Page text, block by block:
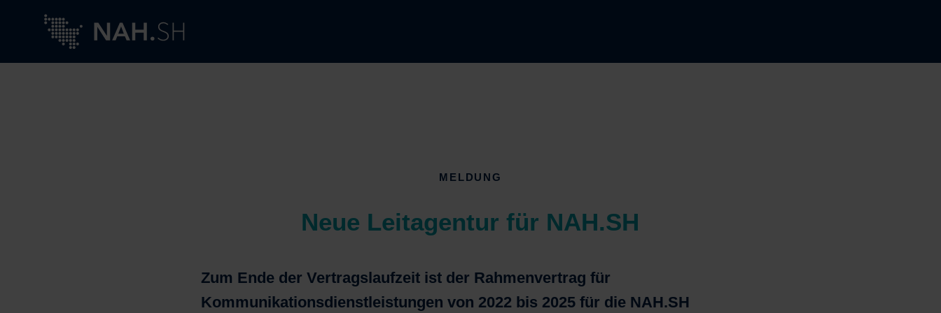
MELDUNG
Neue Leitagentur für NAH.SH
Zum Ende der Vertragslaufzeit ist der Rahmenvertrag für
Kommunikationsdienstleistungen von 2022 bis 2025 für die NAH.SH